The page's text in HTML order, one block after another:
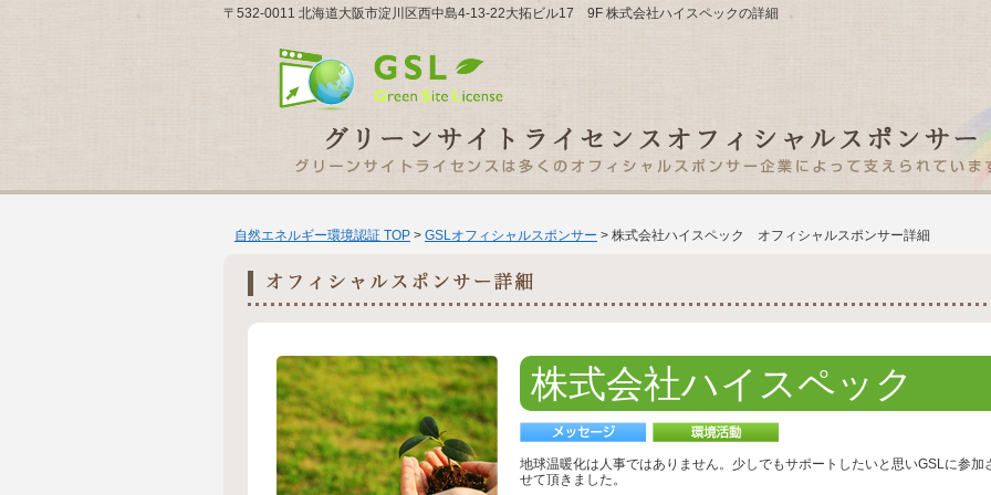
〒532-0011 北海道大阪市淀川区西中島4-13-22大拓ビル17 9F 株式会社ハイスペックの詳細
自然エネルギー環境認証 TOP > GSLオフィシャルスポンサー > 株式会社ハイスペック オフィシャルスポンサー詳細
株式会社ハイスペック
地球温暖化は人事ではありません。少しでもサポートしたいと思いGSLに参加
せて頂きました。